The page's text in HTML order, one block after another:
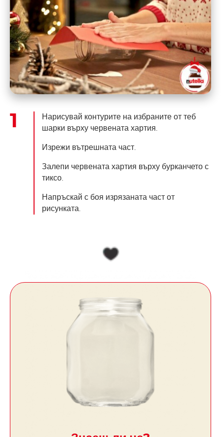
Нарисувай контурите на избраните от теб
шарки върху червената хартия.
Изрежи вътрешната част.
Залепи червената хартия върху бурканчето с
тиксо.
Напръскай с боя изрязаната част от
рисунката.